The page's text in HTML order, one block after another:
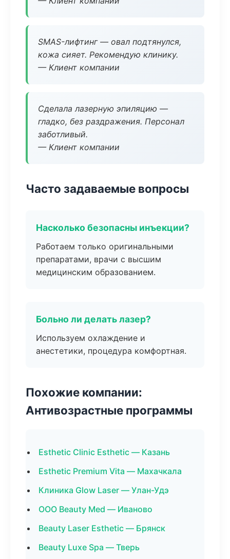
SMAS-лифтинг — овал подтянулся,
кожа сияет. Рекомендую клинику.
— Клиент компании
Сделала лазерную эпиляцию —
гладко, без раздражения. Персонал
заботливый.
— Клиент компании
Часто задаваемые вопросы
Насколько безопасны инъекции?
Работаем только оригинальными
препаратами, врачи с высшим
медицинским образованием.
Больно ли делать лазер?
Используем охлаждение и
анестетики, процедура комфортная.
Похожие компании:
Антивозрастные программы
Esthetic Clinic Esthetic — Казань
Esthetic Premium Vita — Махачкала
Клиника Glow Laser — Улан-Удэ
ООО Beauty Med — Иваново
Beauty Laser Esthetic — Брянск
Beauty Luxe Spa — Тверь